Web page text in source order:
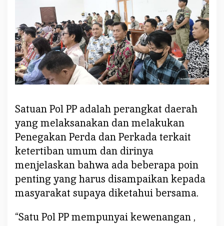
n
H
u
k
u
m
T
a
f
r
y
K
g
Satuan Pol PP adalah perangkat daerah
yang melaksanakan dan melakukan
Penegakan Perda dan Perkada terkait
ketertiban umum dan dirinya
menjelaskan bahwa ada beberapa poin
penting yang harus disampaikan kepada
masyarakat supaya diketahui bersama.
“Satu Pol PP mempunyai kewenangan ,